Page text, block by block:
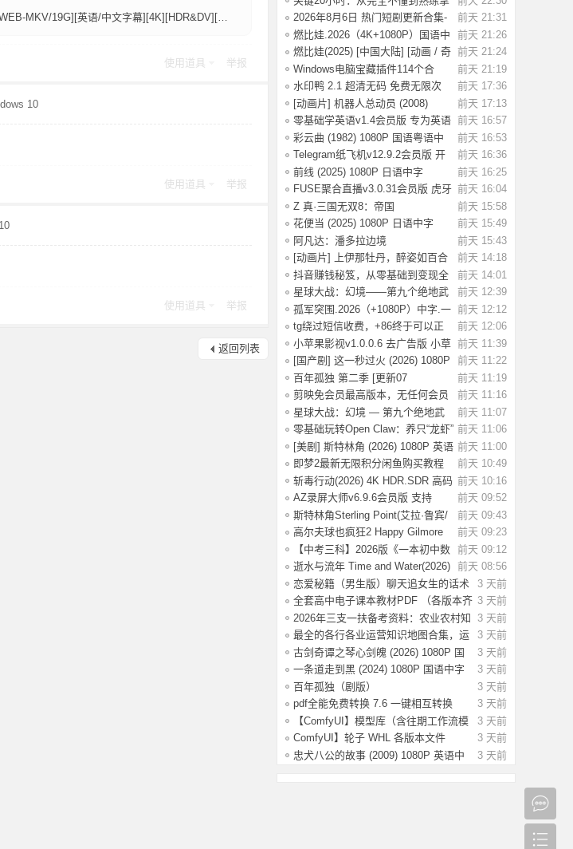
19G][英语/中文字幕][4K][HDR&DV][高码率][DDP5.1][2026最新]
使用道具 举报
10
使用道具 举报
使用道具 举报
返回列表
握一门新技
前天 21:31
2026年8月6日 热门短剧更新合集-
海量热门
前天 21:26
燃比娃.2026（4K+1080P）国语中
字.首部宣纸
前天 21:24
燃比娃(2025) [中国大陆] [动画 / 奇
幻 /
前天 21:19
Windows电脑宝藏插件114个合
集，按功能分类
前天 17:36
水印鸭 2.1 超清无码 免费无限次
试了好多
前天 17:13
[动画片] 机器人总动员 (2008)
1080P 国配
前天 16:57
零基础学英语v1.4会员版 专为英语
初学者设
前天 16:53
彩云曲 (1982) 1080P 国语粤语中
字 [2.49G]
前天 16:36
Telegram纸飞机v12.9.2会员版 开
放注册了
前天 16:25
前线 (2025) 1080P 日语中字
[1.74G]
前天 16:04
FUSE聚合直播v3.0.31会员版 虎牙
斗鱼抖音快
前天 15:58
Z 真·三国无双8：帝国
_Build.20984287 官
前天 15:49
花便当 (2025) 1080P 日语中字
[1.83G]
前天 15:43
阿凡达：潘多拉边境
Build.22429549（Avata
前天 14:18
[动画片] 上伊那牡丹，醉姿如百合
(2026) 1
前天 14:01
抖音赚钱秘笈，从零基础到变现全
解析[40.4G
前天 12:39
星球大战：幻境——第九个绝地武
士.2026（4
前天 12:12
孤军突围.2026（+1080P）中字.一
名军官冲出
前天 12:06
tg绕过短信收费，+86终于可以正
常登录了
前天 11:39
小苹果影视v1.0.0.6 去广告版 小草
影视v2.5
前天 11:22
[国产剧] 这一秒过火 (2026) 1080P
国语中
前天 11:19
百年孤独 第二季 [更新07
集]2026.HD1080P.X
前天 11:16
剪映免会员最高版本，无任何会员
按钮，免会
前天 11:07
星球大战：幻境 — 第九个绝地武
士 (2026)
前天 11:06
零基础玩转Open Claw：养只“龙虾”
当助理
前天 11:00
[美剧] 斯特林角 (2026) 1080P 英语
中字 (
前天 10:49
即梦2最新无限积分闲鱼购买教程
前天 10:16
斩毒行动(2026) 4K HDR.SDR 高码
率 【国语
前天 09:52
AZ录屏大师v6.9.6会员版 支持
1080P/60fps
前天 09:43
斯特林角Sterling Point(艾拉·鲁宾/
艾米丽
前天 09:23
高尔夫球也疯狂2 Happy Gilmore
2(2025) WE
前天 09:12
【中考三科】2026版《一本初中数
理化公式定
前天 08:56
逝水与流年 Time and Water(2026)
【简繁英
3 天前
恋爱秘籍（男生版）聊天追女生的话术
技巧，
3 天前
全套高中电子课本教材PDF （各版本齐
全）【
3 天前
2026年三支一扶备考资料：农业农村知
识考前
3 天前
最全的各行各业运营知识地图合集，运
营人案
3 天前
古剑奇谭之琴心剑魄 (2026) 1080P 国
语中字
3 天前
一条道走到黑 (2024) 1080P 国语中字
[1.35
3 天前
百年孤独（剧版）
S02.2026（4K+1080P）中字
3 天前
pdf全能免费转换 7.6 一键相互转换
3 天前
【ComfyUI】模型库（含往期工作流模
型）
3 天前
ComfyUI】轮子 WHL 各版本文件
3 天前
忠犬八公的故事 (2009) 1080P 英语中